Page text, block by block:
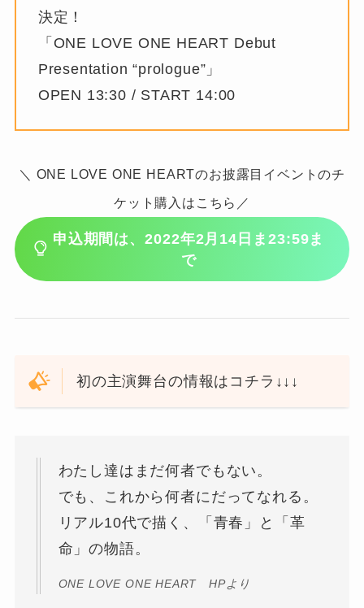
決定！
「ONE LOVE ONE HEART Debut
Presentation “prologue”」
OPEN 13:30 / START 14:00
＼ ONE LOVE ONE HEARTのお披露目イベントのチ
ケット購入はこちら／
申込期間は、2022年2月14日ま23:59ま
で
初の主演舞台の情報はコチラ↓↓↓
わたし達はまだ何者でもない。
でも、これから何者にだってなれる。
リアル10代で描く、「青春」と「革
命」の物語。
ONE LOVE ONE HEART HPより